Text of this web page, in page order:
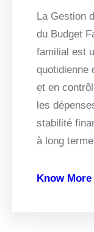
La Gestion
du Budget
familial est
quotidienne
et en
les
stabilité
à long
Know More